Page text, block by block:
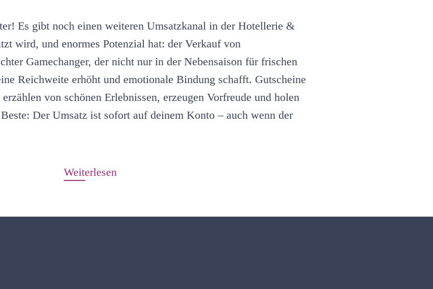
Es gibt noch einen weiteren Umsatzkanal in der Hotellerie &
wird, und enormes Potenzial hat: der Verkauf von
Gamechanger, der nicht nur in der Nebensaison für frischen
Reichweite erhöht und emotionale Bindung schafft. Gutscheine
von schönen Erlebnissen, erzeugen Vorfreude und holen
Der Umsatz ist sofort auf deinem Konto – auch wenn der
Weiterlesen